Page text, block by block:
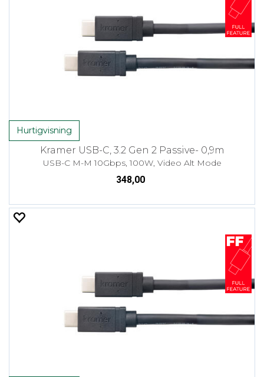
Hurtigvisning
Kramer USB-C, 3.2 Gen 2 Passive- 0,9m
USB-C M-M 10Gbps, 100W, Video Alt Mode
348,00